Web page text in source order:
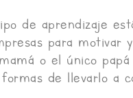
de aprendizaje
para motivar
o el único
de llevarlo a